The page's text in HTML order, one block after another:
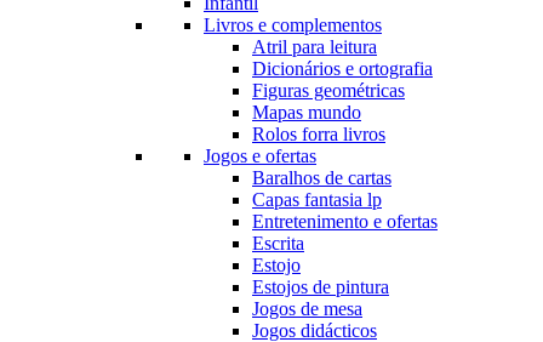
Livros e complementos
Atril para leitura
Dicionários e ortografia
Figuras geométricas
Mapas mundo
Rolos forra livros
Jogos e ofertas
Baralhos de cartas
Capas fantasia lp
Entretenimento e ofertas
Escrita
Estojo
Estojos de pintura
Jogos de mesa
Jogos didácticos